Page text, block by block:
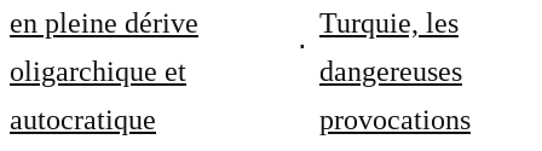
en pleine dérive
oligarchique et
autocratique
Turquie, les
dangereuses
provocations